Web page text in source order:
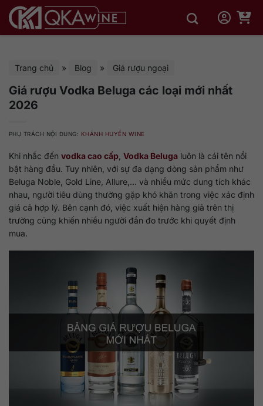
qua
Trang chủ » Blog » Giá rượu ngoại
Giá rượu Vodka Beluga các loại mới nhất
2026
PHỤ TRÁCH NỘI DUNG: KHÁNH HUYỀN WINE
Khi nhắc đến vodka cao cấp Vodka Beluga luôn là cái tên nổi
bật hàng đầu. Tuy nhiên, với sự đa dạng dòng sản phẩm như
Beluga Noble, Gold Line, Allure,… và nhiều mức dung tích khác
nhau, người tiêu dùng thường gặp khó khăn trong việc xác định
giá cả hợp lý. Bên cạnh đó, việc xuất hiện hàng giả trên thị
trường cũng khiến nhiều người đắn đo trước khi quyết định
mua.